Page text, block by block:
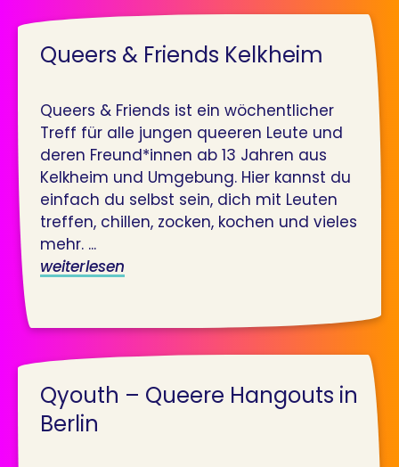
Queers & Friends Kelkheim
Queers & Friends ist ein wöchentlicher
Treff für alle jungen queeren Leute und
deren Freund*innen ab 13 Jahren aus
Kelkheim und Umgebung. Hier kannst du
einfach du selbst sein, dich mit Leuten
treffen, chillen, zocken, kochen und vieles
mehr. ...
weiterlesen
Qyouth – Queere Hangouts in
Berlin